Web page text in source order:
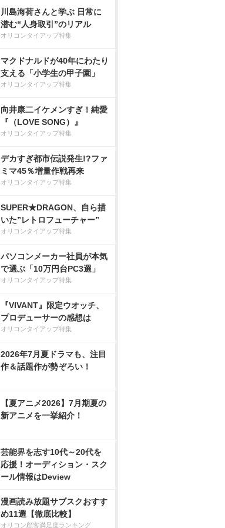
川島海荷さんと学ぶ 日常に
潜む“人身取引”のリアル
オリコンタイアップ特集
マクドナルドが40年にわたり
支える「小学生の甲子園」
オリコンタイアップ特集
向井康二イケメンすぎ！純愛
『（LOVE SONG）』
オリコンタイアップ特集
デカすぎ都市伝説発生!?ファ
ミマ45％増量作戦再来
オリコンタイアップ特集
SUPER★DRAGON、自ら描
いた”レトロフューチャー”
オリコンタイアップ特集
パソコンメーカー社員が本気
で選ぶ「10万円台PC3選」
オリコンタイアップ特集
『VIVANT』限定ウオッチ、
プロデューサーの感想は
オリコンタイアップ特集
2026年7月夏ドラマも、注目
作＆話題作が勢ぞろい！
【夏アニメ2026】7月期夏の
新アニメを一挙紹介！
芸能界を志す10代～20代を
応援！オーディション・スク
ール情報はDeview
漫画読み放題サブスクおすす
め11選【徹底比較】
オリコン顧客満足度ランキング